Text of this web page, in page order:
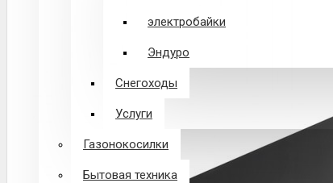
электробайки
Эндуро
Снегоходы
Услуги
Газонокосилки
Бытовая техника